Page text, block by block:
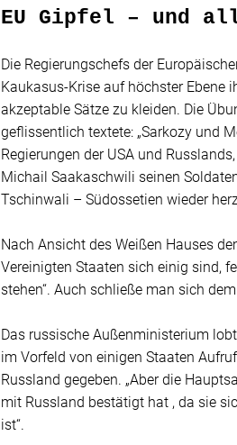
EU Gipfel – und
Die Regierungschefs der
Kaukasus-Krise auf höchster
akzeptable Sätze zu kleiden. Die
geflissentlich textete: „Sarkozy und
Regierungen der USA und
Michail Saakaschwili seinen
Tschinwali – Südossetien wieder
Nach Ansicht des Weißen Hauses
Vereinigten Staaten sich einig sind,
stehen“. Auch schließe man sich
Das russische Außenministerium
im Vorfeld von einigen Staaten
Russland gegeben. „Aber die
mit Russland bestätigt hat , da sie
ist“.